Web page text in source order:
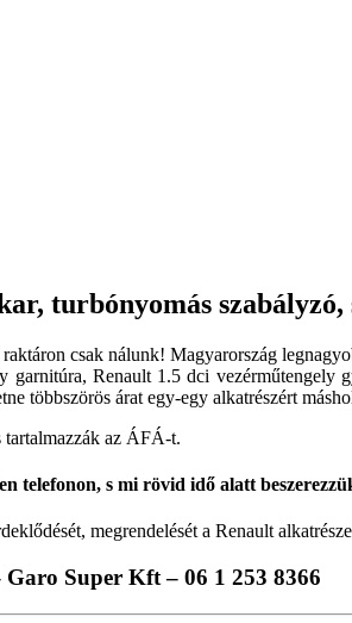
turbónyomás szabályzó,
csak nálunk! Magyarország
Renault 1.5 dci
többszörös árat egy-egy alkatrészért
az ÁFÁ-t.
telefonon, s mi rövid idő alatt
megrendelését a Renault
Super Kft – 06 1 253 8366